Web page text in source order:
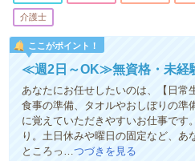
介護士
ここがポイント！
≪週2日～OK≫無資格・未経
あなたにお任せしたいのは、【日常
食事の準備、タオルやおしぼりの準
に覚えていただきやすいお仕事です
り。土日休みや曜日の固定など、あ
ところっ…つづきを見る